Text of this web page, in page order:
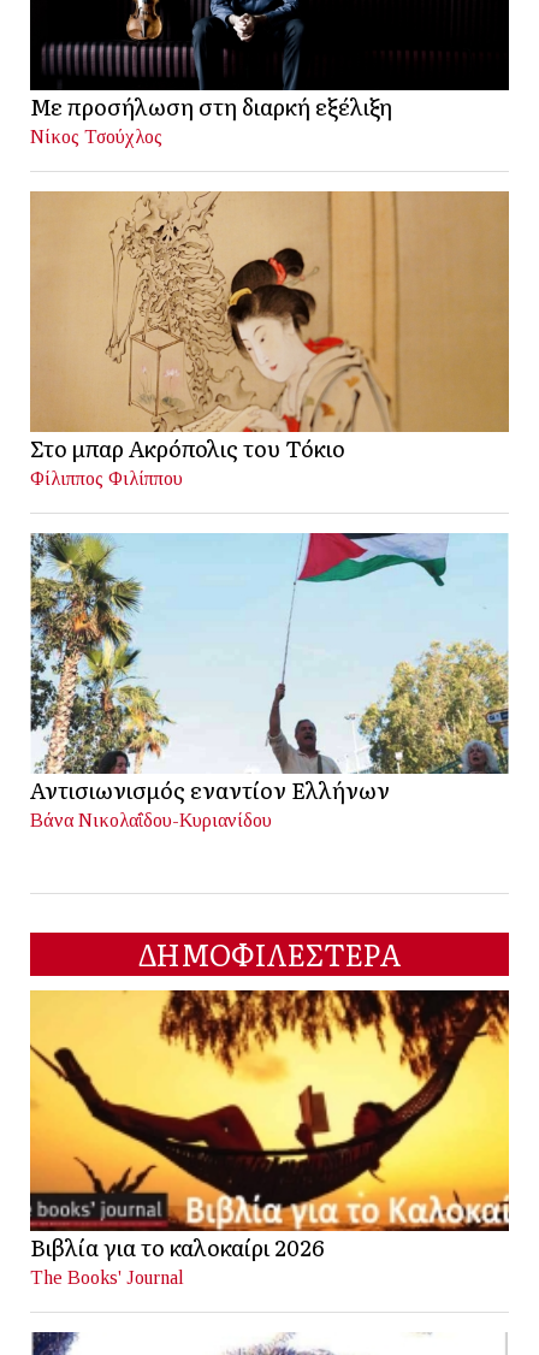
Με προσήλωση στη διαρκή εξέλιξη
Νίκος Τσούχλος
Στο μπαρ Ακρόπολις του Τόκιο
Φίλιππος Φιλίππου
Αντισιωνισμός εναντίον Ελλήνων
Βάνα Νικολαΐδου-Κυριανίδου
ΔΗΜΟΦΙΛΕΣΤΕΡΑ
Βιβλία για το καλοκαίρι 2026
The Books' Journal